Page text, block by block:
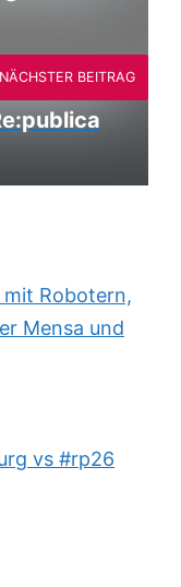
NÄCHSTER BEITRAG
mit Robotern,
Mensa und
vs #rp26